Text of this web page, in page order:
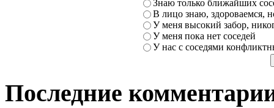
Знаю только ближайших
В лицо знаю, здороваемся,
У меня высокий забор,
У меня пока нет соседей
У нас с соседями
Последние